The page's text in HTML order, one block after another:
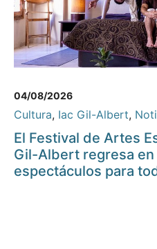
04/08/2026
Cultura, Iac Gil-Albert,
El Festival de Artes
Gil-Albert regresa en
espectáculos para